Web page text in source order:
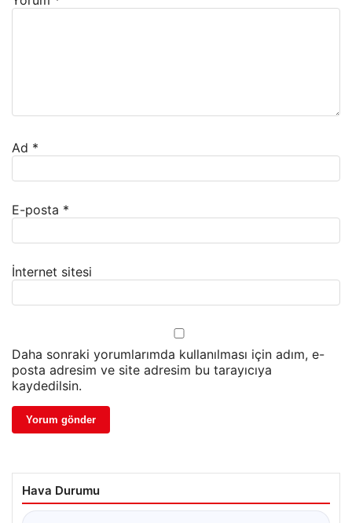
Ad *
E-posta *
İnternet sitesi
Daha sonraki yorumlarımda kullanılması için adım, e-
posta adresim ve site adresim bu tarayıcıya
kaydedilsin.
Hava Durumu